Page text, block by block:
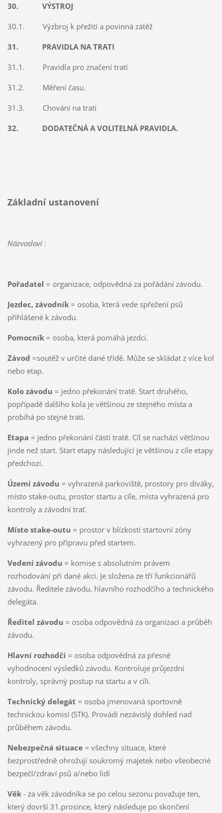
30. VÝSTROJ
30.1. Výzbroj k přežití a povinná zátěž
31. PRAVIDLA NA TRATI
31.1. Pravidla pro značení tratí
31.2. Měření času.
31.3. Chování na trati
32. DODATEČNÁ A VOLITELNÁ PRAVIDLA.
Základní ustanovení
Názvosloví:
Pořadatel = organizace, odpovědná za pořádání závodu.
Jezdec, závodník = osoba, která vede spřežení psů
přihlášené k závodu.
Pomocník = osoba, která pomáhá jezdci.
Závod =soutěž v určité dané třídě. Může se skládat z více kol
nebo etap.
Kolo závodu = jedno překonání tratě. Start druhého,
popřípadě dalšího kola je většinou ze stejného místa a
probíhá po stejné trati.
Etapa = jedno překonání části tratě. Cíl se nachází většinou
jinde než start. Start etapy následující je většinou z cíle etapy
předchozí.
Území závodu = vyhrazená parkoviště, prostory pro diváky,
místo stake-outu, prostor startu a cíle, místa vyhrazená pro
kontroly a závodní trať.
Místo stake-outu = prostor v blízkosti startovní zóny
vyhrazený pro přípravu před startem.
Vedení závodu = komise s absolutním právem
rozhodování při dané akci. Je složena ze tří funkcionářů
závodu. Ředitele závodu, hlavního rozhodčího a technického
delegáta.
Ředitel závodu = osoba odpovědná za organizaci a průběh
závodu.
Hlavní rozhodčí = osoba odpovědná za přesné
vyhodnocení výsledků závodu. Kontroluje průjezdní
kontroly, správný postup na startu a v cíli.
Technický delegát = osoba jmenovaná sportovně
technickou komisí (STK). Provádí nezávislý dohled nad
průběhem závodu.
Nebezpečná situace= všechny situace, které
bezprostředně ohrožují soukromý majetek nebo všeobecné
bezpečí/zdraví psů a/nebo lidí
Věk - za věk závodníka se po celou sezonu považuje ten,
který dovrší 31.prosince, který následuje po skončení